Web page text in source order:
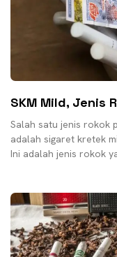
SKM Mild, Jenis
Salah satu jenis rokok
adalah sigaret kretek
Ini adalah jenis rokok